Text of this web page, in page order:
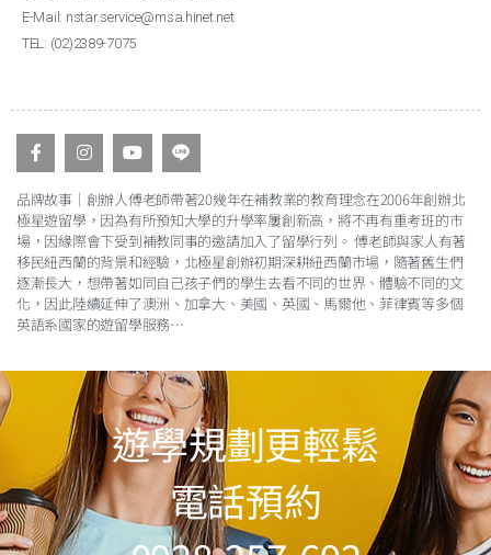
E-Mail: nstar.service@msa.hinet.net
TEL: (02)2389-7075
品牌故事｜創辦人傅老師帶著20幾年在補教業的教育理念在2006年創辦北
極星遊留學，因為有所預知大學的升學率屢創新高，將不再有重考班的市
場，因緣際會下受到補教同事的邀請加入了留學行列。 傅老師與家人有著
移民紐西蘭的背景和經驗，北極星創辦初期深耕紐西蘭市場，隨著舊生們
逐漸長大，想帶著如同自己孩子們的學生去看不同的世界、體驗不同的文
化，因此陸續延伸了澳洲、加拿大、美國、英國、馬爾他、菲律賓等多個
英語系國家的遊留學服務…
遊學規劃更輕鬆
電話預約